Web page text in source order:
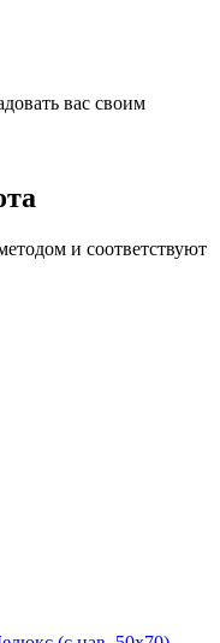
вас своим
и соответствуют